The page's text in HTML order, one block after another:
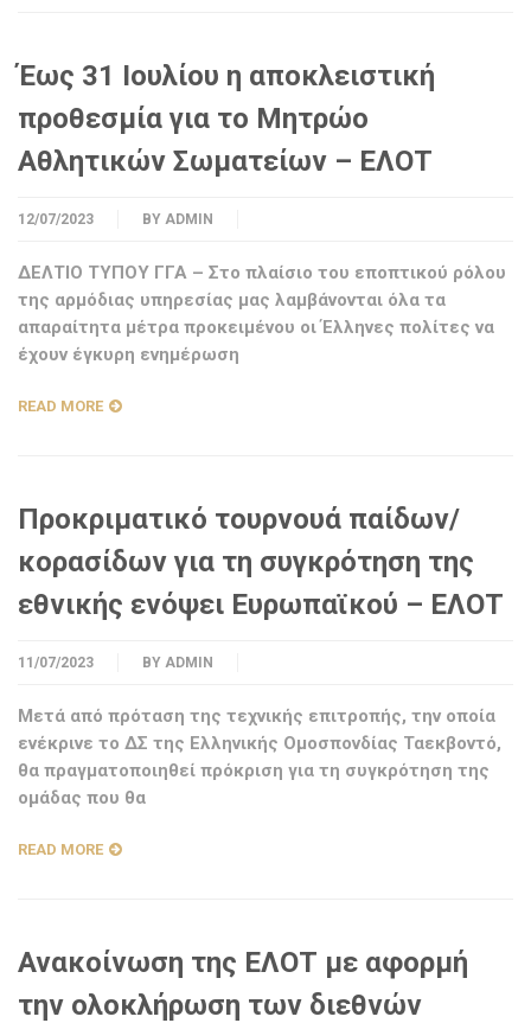
Έως 31 Ιουλίου η αποκλειστική
προθεσμία για το Μητρώο
Αθλητικών Σωματείων – ΕΛΟΤ
12/07/2023 BY ADMIN
ΔΕΛΤΙΟ ΤΥΠΟΥ ΓΓΑ – Στο πλαίσιο του εποπτικού ρόλου
της αρμόδιας υπηρεσίας μας λαμβάνονται όλα τα
απαραίτητα μέτρα προκειμένου οι Έλληνες πολίτες να
έχουν έγκυρη ενημέρωση
READ MORE
Προκριματικό τουρνουά παίδων/
κορασίδων για τη συγκρότηση της
εθνικής ενόψει Ευρωπαϊκού – ΕΛΟΤ
11/07/2023 BY ADMIN
Μετά από πρόταση της τεχνικής επιτροπής, την οποία
ενέκρινε το ΔΣ της Ελληνικής Ομοσπονδίας Ταεκβοντό,
θα πραγματοποιηθεί πρόκριση για τη συγκρότηση της
ομάδας που θα
READ MORE
Ανακοίνωση της ΕΛΟΤ με αφορμή
την ολοκλήρωση των διεθνών